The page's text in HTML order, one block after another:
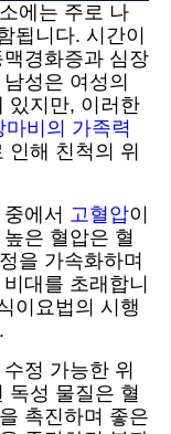
에는 주로 나
됩니다. 시간이
경화증과 심장
성은 여성의
있지만, 이러한
마비의 가족력
해 친척의 위
에서 고혈압이
은 혈압은 혈
을 가속화하며
대를 초래합니
이요법의 시행
정 가능한 위
독성 물질은 혈
촉진하며 좋은